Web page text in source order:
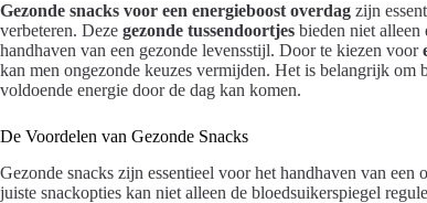
Gezonde snacks voor een energieboost overdag zijn
verbeteren. Deze gezonde tussendoortjes bieden niet
handhaven van een gezonde levensstijl. Door te kiezen voor
kan men ongezonde keuzes vermijden. Het is belangrijk om
voldoende energie door de dag kan komen.
De Voordelen van Gezonde Snacks
Gezonde snacks zijn essentieel voor het handhaven van
juiste snackopties kan niet alleen de bloedsuikerspiegel